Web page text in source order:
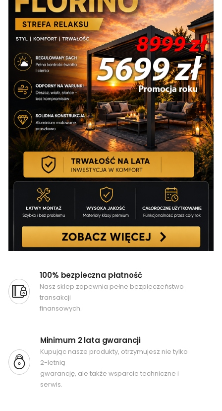
100% bezpieczna płatność
Nasz sklep zapewnia pełne bezpieczeństwo
transakcji
finansowych.
Minimum 2 lata gwarancji
Kupując nasze produkty, otrzymujesz nie tylko
2-letnią
gwarancję, ale także wsparcie techniczne i
serwis.